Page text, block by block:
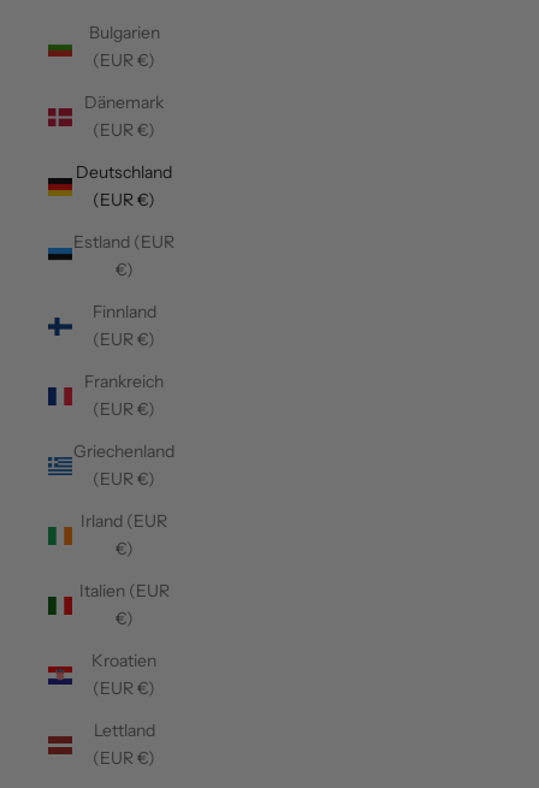
Bulgarien
(EUR €)
Dänemark
(EUR €)
Deutschland
(EUR €)
Estland (EUR
€)
Finnland
(EUR €)
Frankreich
(EUR €)
Griechenland
(EUR €)
Irland (EUR
€)
Italien (EUR
€)
Kroatien
(EUR €)
Lettland
(EUR €)